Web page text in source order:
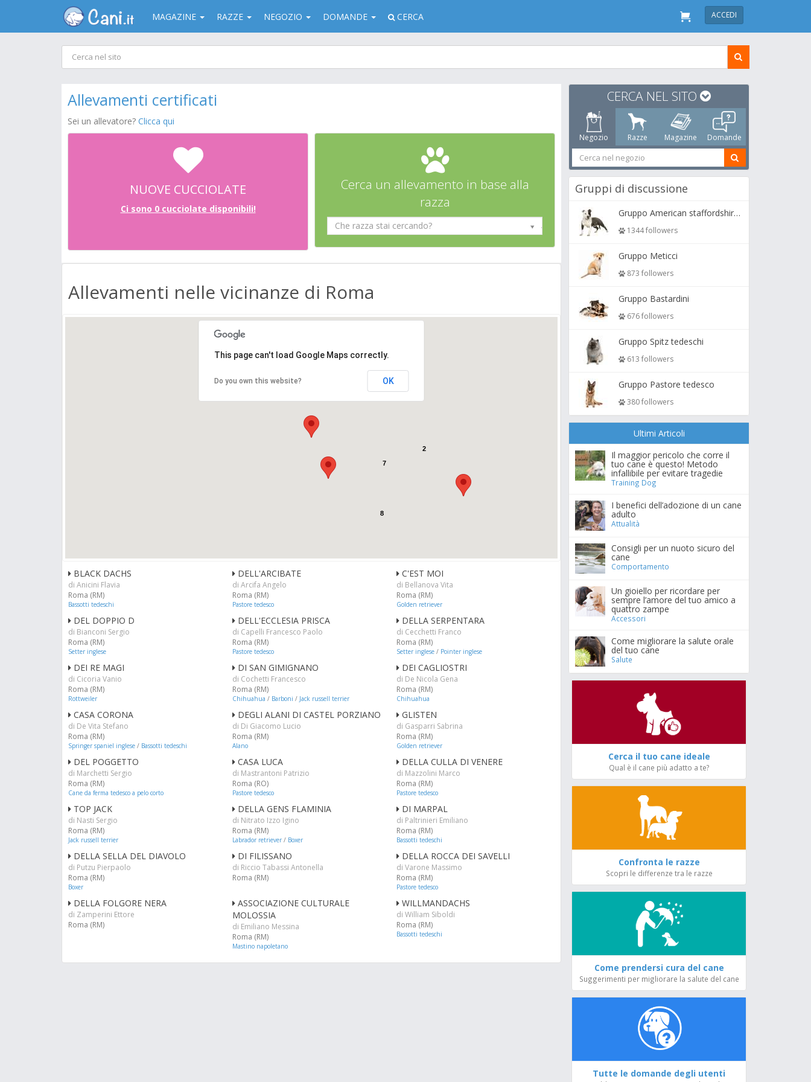
MAGAZINE RAZZE NEGOZIO DOMANDE CERCA ACCEDI
Allevamenti certificati
Sei un allevatore? Clicca qui
NUOVE CUCCIOLATE
Ci sono 0 cucciolate disponibili!
Cerca un allevamento in base alla
razza
Che razza stai cercando?
Allevamenti nelle vicinanze di Roma
8
2
7
This page can't load Google Maps correctly.
Do you own this website? OK
BLACK DACHS
di Anicini Flavia
Roma (RM)
Bassotti tedeschi
DELL'ARCIBATE
di Arcifa Angelo
Roma (RM)
Pastore tedesco
C'EST MOI
di Bellanova Vita
Roma (RM)
Golden retriever
DEL DOPPIO D
di Bianconi Sergio
Roma (RM)
Setter inglese
DELL'ECCLESIA PRISCA
di Capelli Francesco Paolo
Roma (RM)
Pastore tedesco
DELLA SERPENTARA
di Cecchetti Franco
Roma (RM)
Setter inglese/ Pointer inglese
DEI RE MAGI
di Cicoria Vanio
Roma (RM)
Rottweiler
DI SAN GIMIGNANO
di Cochetti Francesco
Roma (RM)
Chihuahua / Barboni / Jack russell terrier
DEI CAGLIOSTRI
di De Nicola Gena
Roma (RM)
Chihuahua
CASA CORONA
di De Vita Stefano
Roma (RM)
Springer spaniel inglese / Bassotti tedeschi
DEGLI ALANI DI CASTEL PORZIANO
di Di Giacomo Lucio
Roma (RM)
Alano
GLISTEN
di Gasparri Sabrina
Roma (RM)
Golden retriever
DEL POGGETTO
di Marchetti Sergio
Roma (RM)
Cane da ferma tedesco a pelo corto
CASA LUCA
di Mastrantoni Patrizio
Roma (RO)
Pastore tedesco
DELLA CULLA DI VENERE
di Mazzolini Marco
Roma (RM)
Pastore tedesco
TOP JACK
di Nasti Sergio
Roma (RM)
Jack russell terrier
DELLA GENS FLAMINIA
di Nitrato Izzo Igino
Roma (RM)
Labrador retriever/ Boxer
DI MARPAL
di Paltrinieri Emiliano
Roma (RM)
Bassotti tedeschi
DELLA SELLA DEL DIAVOLO
di Putzu Pierpaolo
Roma (RM)
Boxer
DI FILISSANO
di Riccio Tabassi Antonella
Roma (RM)
DELLA ROCCA DEI SAVELLI
di Varone Massimo
Roma (RM)
Pastore tedesco
DELLA FOLGORE NERA
di Zamperini Ettore
Roma (RM)
ASSOCIAZIONE CULTURALE
MOLOSSIA
di Emiliano Messina
Roma (RM)
Mastino napoletano
WILLMANDACHS
di William Siboldi
Roma (RM)
Bassotti tedeschi
CERCA NEL SITO
Negozio Razze Magazine Domande
Gruppi di discussione
Gruppo American staffordshire terrier ( amstaff, amastaff )
1344 followers
Gruppo Meticci
873 followers
Gruppo Bastardini
676 followers
Gruppo Spitz tedeschi
613 followers
Gruppo Pastore tedesco
380 followers
Ultimi Articoli
Il maggior pericolo che corre il
tuo cane è questo! Metodo
infallibile per evitare tragedie
Training Dog
I benefici dell’adozione di un cane
adulto
Attualità
Consigli per un nuoto sicuro del
cane
Comportamento
Un gioiello per ricordare per
sempre l’amore del tuo amico a
quattro zampe
Accessori
Come migliorare la salute orale
del tuo cane
Salute
Cerca il tuo cane ideale
Qual è il cane più adatto a te?
Confronta le razze
Scopri le differenze tra le razze
Come prendersi cura del cane
Suggerimenti per migliorare la salute del cane
Tutte le domande degli utenti